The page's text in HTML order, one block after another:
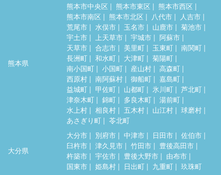
熊本県
熊本市中央区 熊本市東区
熊本市西区
熊本市南区
熊本市北区 八代市
人吉市
荒尾市
水俣市 玉名市 山鹿市
菊池市
宇土市
上天草市 宇城市
阿蘇市
天草市
合志市 美里町 玉東町
南関町
長洲町
和水町 大津町
菊陽町
南小国町
小国町 産山村
高森町
西原村
南阿蘇村 御船町
嘉島町
益城町
甲佐町 山都町 氷川町
芦北町
津奈木町
錦町 多良木町
湯前町
水上村
相良村 五木村 山江村
球磨村
あさぎり町
苓北町
大分県
大分市 別府市 中津市 日田市
佐伯市
臼杵市
津久見市 竹田市
豊後高田市
杵築市
宇佐市 豊後大野市
由布市
国東市
姫島村 日出町 九重町 玖珠町